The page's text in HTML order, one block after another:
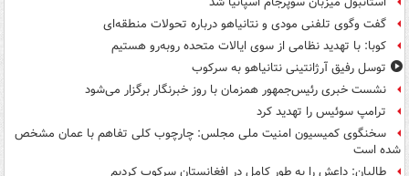
گفت وگوی تلفنی مودی و نتانیاهو درباره تحولات منطقه‌ای
کوبا: با تهدید نظامی از سوی ایالات متحده روبه‌رو هستیم
توسل رفیق آرژانتینی نتانیاهو به سرکوب
نشست خبری رئیس‌جمهور همزمان با روز خبرنگار برگزار می‌شود
ترامپ سوئیس را تهدید کرد
سخنگوی کمیسیون امنیت ملی مجلس: چارچوب کلی تفاهم با عمان مشخص
شده است
طالبان: داعش را به طور کامل در افغانستان سرکوب کردیم